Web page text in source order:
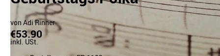
von Adi Rinner
€53.90
inkl. USt.